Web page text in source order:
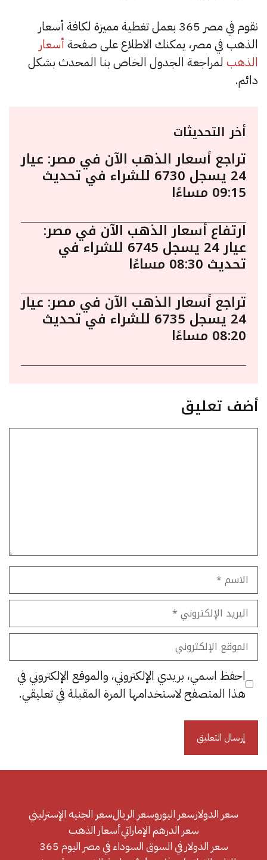
نقوم في مصر 365 بعمل تغطية مميزة لكافة أسعار
الذهب في مصر، يمكنك الاطلاع على صفحة أسعار
الذهب لمراجعة الجدول الخاص بنا المحدث بشكل
دائم.
أخر التحديثات
تراجع أسعار الذهب الآن في مصر: عيار
24 يسجل 6730 للشراء في تحديث
09:15 مساءًا
ارتفاع أسعار الذهب الآن في مصر:
عيار 24 يسجل 6745 للشراء في
تحديث 08:30 مساءًا
تراجع أسعار الذهب الآن في مصر: عيار
24 يسجل 6735 للشراء في تحديث
08:20 مساءًا
أضف تعليق
الاسم
البريد
الإلكتروني
الموقع
الإلكتروني
احفظ اسمي، بريدي الإلكتروني، والموقع الإلكتروني في
هذا المتصفح لاستخدامها المرة المقبلة في تعليقي.
سعر الدولارسعر اليوروسعر الريالسعر الجنيه الإسترليني
سعر الدرهم الإماراتيأسعار الذهب
سعر الدولار في السوق السوداء في مصر اليوم 365